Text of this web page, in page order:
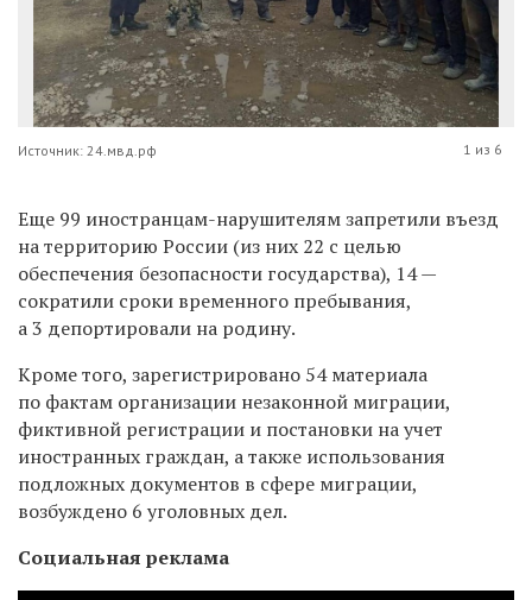
Источник: 24.мвд.рф 1 из 6
Еще 99 иностранцам-нарушителям запретили въезд
на территорию России (из них 22 с целью
обеспечения безопасности государства), 14 —
сократили сроки временного пребывания,
а 3 депортировали на родину.
Кроме того, зарегистрировано 54 материала
по фактам организации незаконной миграции,
фиктивной регистрации и постановки на учет
иностранных граждан, а также использования
подложных документов в сфере миграции,
возбуждено 6 уголовных дел.
Социальная реклама